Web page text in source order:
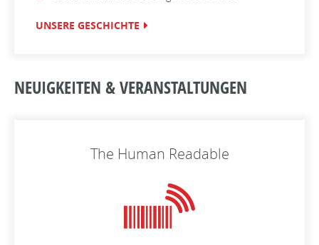
UNSERE GESCHICHTE
NEUIGKEITEN & VERANSTALTUNGEN
The Human Readable